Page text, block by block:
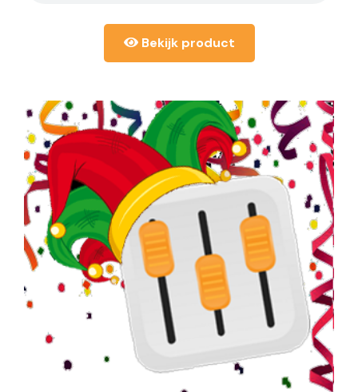
Bekijk product